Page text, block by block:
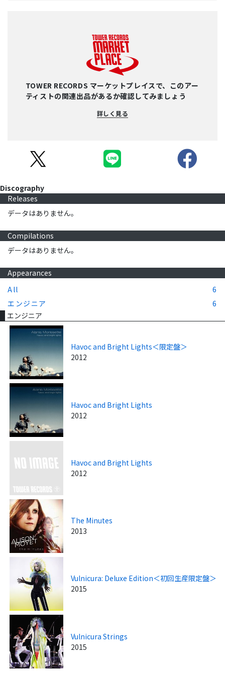
TOWER RECORDS マーケットプレイスで、このアー
ティストの関連出品があるか確認してみましょう
詳しく見る
Discography
Releases
データはありません。
Compilations
データはありません。
Appearances
All
6
エンジニア
6
エンジニア
Havoc and Bright Lights＜限定盤＞
2012
Havoc and Bright Lights
2012
Havoc and Bright Lights
2012
The Minutes
2013
Vulnicura: Deluxe Edition＜初回生産限定盤＞
2015
Vulnicura Strings
2015